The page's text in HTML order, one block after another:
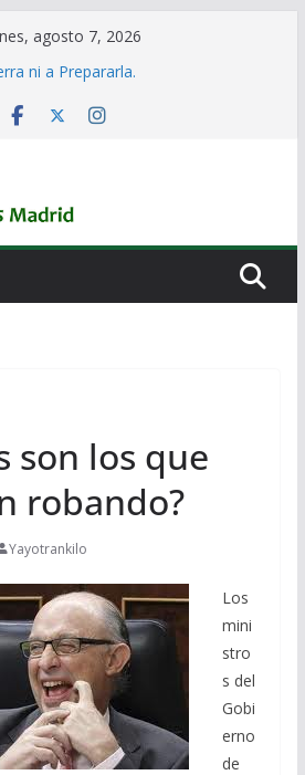
agosto 7, 2026
ni a Prepararla.
el Rearme. Ni un Voto para la
son los que
robando?
Yayotrankilo
Los
mini
stro
s del
Gobi
erno
de